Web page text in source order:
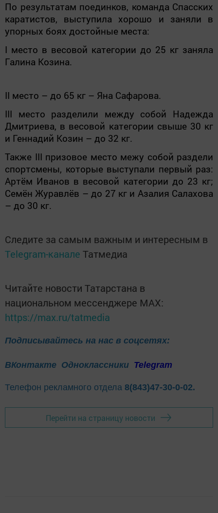
По результатам поединков, команда Спасских
каратистов, выступила хорошо и заняли в
упорных боях достойные места:
I место в весовой категории до 25 кг заняла
Галина Козина.
II место – до 65 кг – Яна Сафарова.
III место разделили между собой Надежда
Дмитриева, в весовой категории свыше 30 кг
и Геннадий Козин – до 32 кг.
Также III призовое место межу собой раздели
спортсмены, которые выступали первый раз:
Артём Иванов в весовой категории до 23 кг;
Семён Журавлёв – до 27 кг и Азалия Салахова
– до 30 кг.
Следите за самым важным и интересным в
Telegram-канале Татмедиа
Читайте новости Татарстана в
национальном мессенджере MАХ:
https://max.ru/tatmedia
Подписывайтесь на нас в соцсетях:
ВКонтакте Одноклассники Telegram
Телефон рекламного отдела 8(843)47-30-0-02.
Перейти на страницу новости